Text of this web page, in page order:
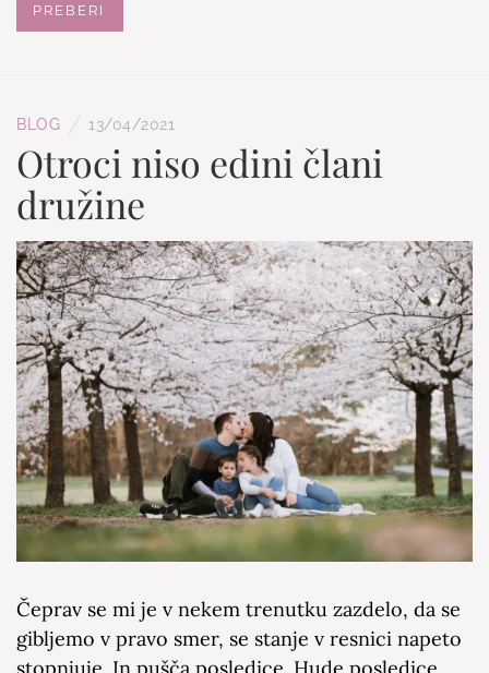
PREBERI
BLOG 13/04/2021
Otroci niso edini člani
družine
Čeprav se mi je v nekem trenutku zazdelo, da se
gibljemo v pravo smer, se stanje v resnici napeto